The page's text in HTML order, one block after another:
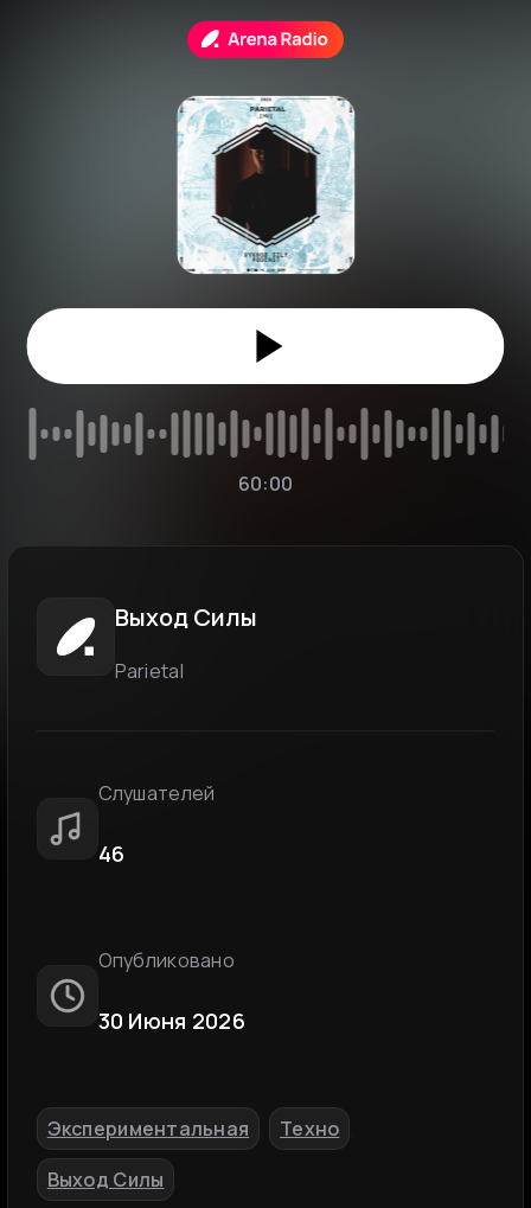
60:00
Выход Силы
Parietal
Слушателей
46
Опубликовано
30 Июня 2026
Экспериментальная Техно
Выход Силы